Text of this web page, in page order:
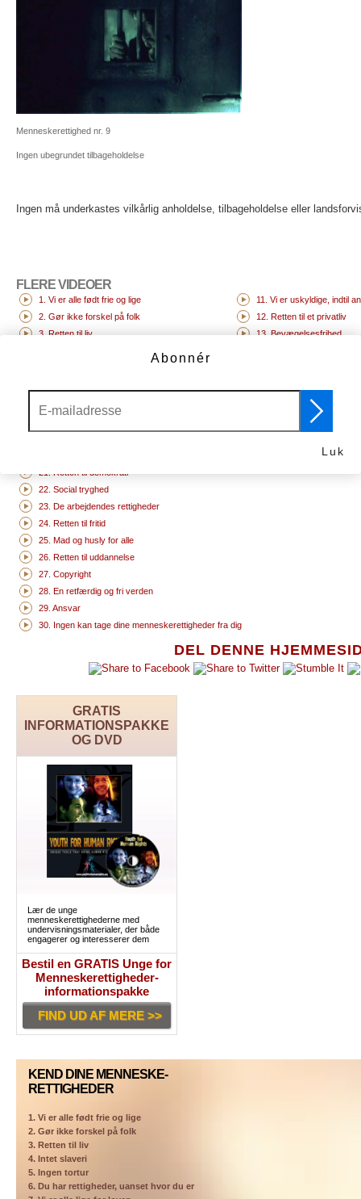
DEL DENNE
GRATIS
INFORMATIONSPAKKE
OG DVD
Lær de unge
menneskerettighederne med
undervisningsmaterialer, der både
engagerer og interesserer dem
Bestil en GRATIS Unge for
Menneskerettigheder-
informationspakke
FIND UD AF MERE >>
KEND DINE MENNESKE-
RETTIGHEDER
1. Vi er alle født frie og lige
2. Gør ikke forskel på folk
3. Retten til liv
4. Intet slaveri
5. Ingen tortur
6. Du har rettigheder, uanset hvor du er
Menneskerettighed nr. 9
Ingen ubegrundet tilbageholdelse
Ingen må underkastes vilkårlig anholdelse, tilbageholdelse eller
FLERE VIDEOER
1. Vi er alle født frie og lige
2. Gør ikke forskel på folk
3. Retten til liv
11. Vi er uskyldige, indtil
12. Retten til et privatliv
13. Bevægelsesfrihed
17. Retten til dine egne ting
18. Tankefrihed
20. Retten til offentligt at
21. Retten til demokrati
22. Social tryghed
23. De arbejdendes rettigheder
24. Retten til fritid
25. Mad og husly for alle
26. Retten til uddannelse
27. Copyright
28. En retfærdig og fri verden
29. Ansvar
30. Ingen kan tage dine menneskerettigheder fra dig
Abonnér
Luk